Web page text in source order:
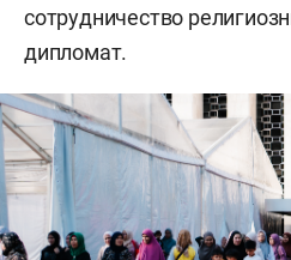
сотрудничество
дипломат.